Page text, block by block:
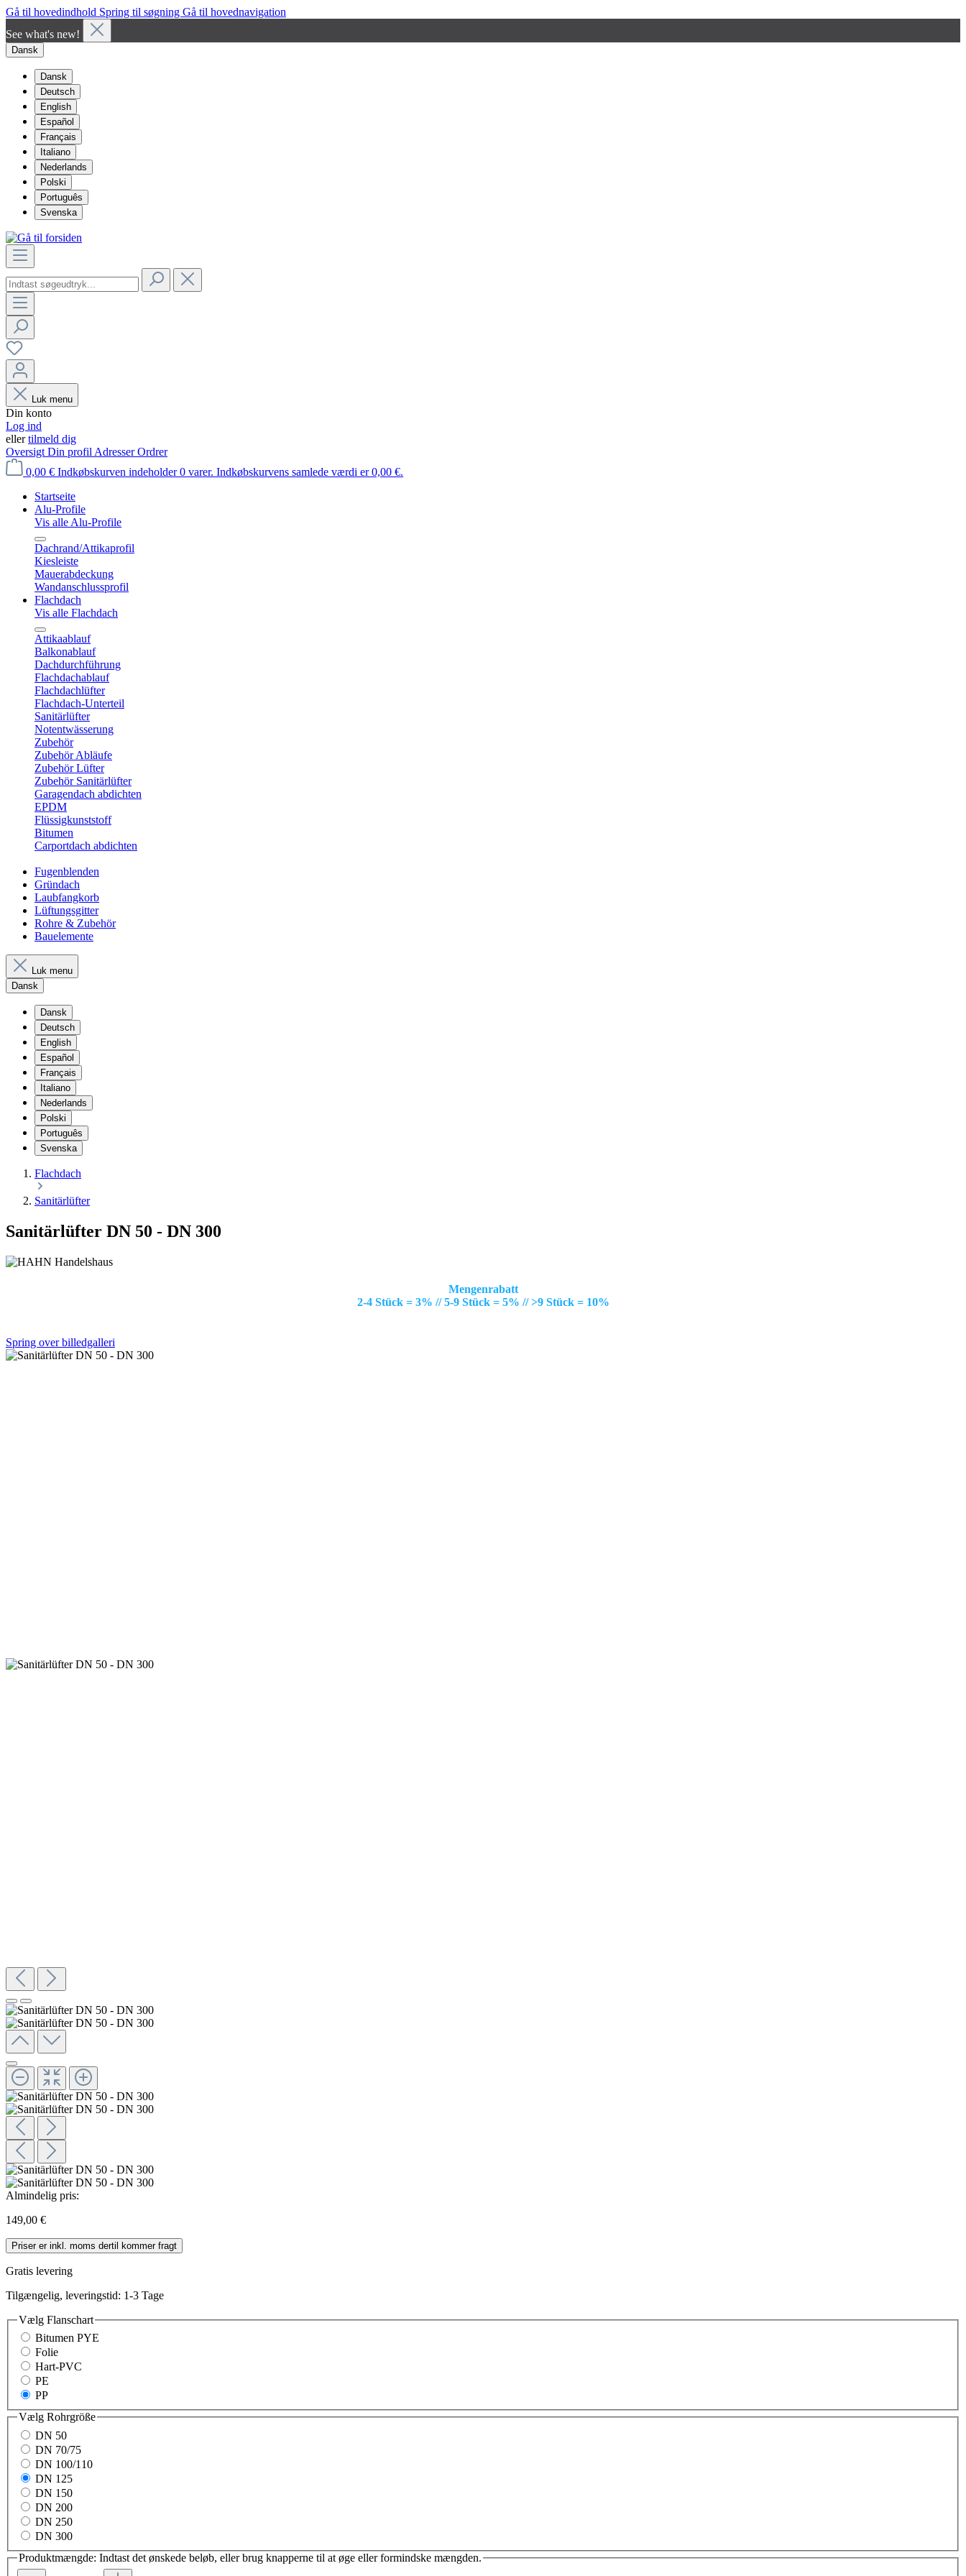
Gå til hovedindhold Spring til søgning Gå til hovednavigation
See what's new!
Dansk
Dansk
Deutsch
English
Español
Français
Italiano
Nederlands
Polski
Português
Svenska
Luk menu
Din konto
Log ind
ellertilmeld dig
Oversigt Din profil AdresserOrdrer
0,00 € Indkøbskurven indeholder 0 varer. Indkøbskurvens samlede værdi er 0,00 €.
Startseite
Alu-Profile
Vis alle Alu-Profile
Dachrand/Attikaprofil
Kiesleiste
Mauerabdeckung
Wandanschlussprofil
Flachdach
Vis alle Flachdach
Attikaablauf
Balkonablauf
Dachdurchführung
Flachdachablauf
Flachdachlüfter
Flachdach-Unterteil
Sanitärlüfter
Notentwässerung
Zubehör
Zubehör Abläufe
Zubehör Lüfter
Zubehör Sanitärlüfter
Garagendach abdichten
EPDM
Flüssigkunststoff
Bitumen
Carportdach abdichten
Fugenblenden
Gründach
Laubfangkorb
Lüftungsgitter
Rohre & Zubehör
Bauelemente
Luk menu
Dansk
Dansk
Deutsch
English
Español
Français
Italiano
Nederlands
Polski
Português
Svenska
Flachdach
Sanitärlüfter
Sanitärlüfter DN 50 - DN 300
Mengenrabatt
2-4 Stück = 3% // 5-9 Stück = 5% // >9 Stück = 10%
Spring over billedgalleri
Almindelig pris:
149,00 €
Priser er inkl. moms dertil kommer fragt
Gratis levering
Tilgængelig, leveringstid: 1-3 Tage
Vælg Flanschart
Bitumen PYE
Folie
Hart-PVC
PE
PP
Vælg Rohrgröße
DN 50
DN 70/75
DN 100/110
DN 125
DN 150
DN 200
DN 250
DN 300
Produktmængde: Indtast det ønskede beløb, eller brug knapperne til at øge eller formindske mængden.